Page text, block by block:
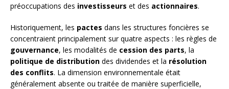
préoccupations des investisseurs et des actionnaires.
Historiquement, les pactes dans les structures foncières se
concentraient principalement sur quatre aspects : les règles de
gouvernance, les modalités de cession des parts, la
politique de distribution des dividendes et la résolution
des conflits. La dimension environnementale était
généralement absente ou traitée de manière superficielle,